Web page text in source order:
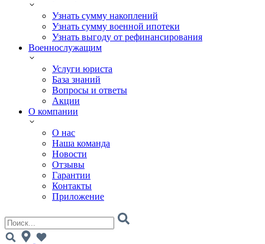
Узнать сумму накоплений
Узнать сумму военной ипотеки
Узнать выгоду от рефинансирования
Военнослужащим
Услуги юриста
База знаний
Вопросы и ответы
Акции
О компании
О нас
Наша команда
Новости
Отзывы
Гарантии
Контакты
Приложение